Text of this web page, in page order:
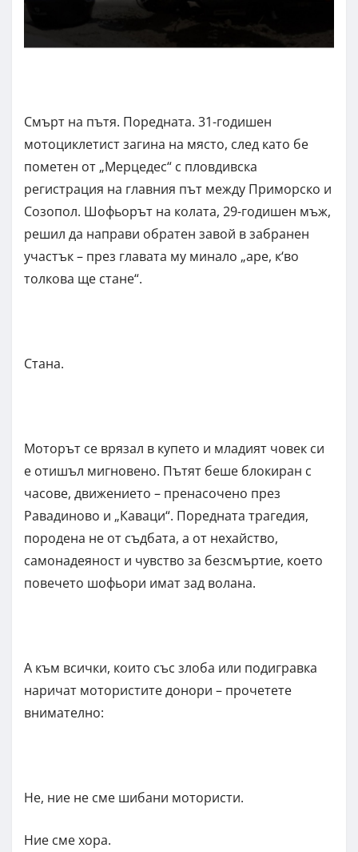
Смърт на пътя. Поредната. 31-годишен
мотоциклетист загина на място, след като бе
пометен от „Мерцедес“ с пловдивска
регистрация на главния път между Приморско и
Созопол. Шофьорът на колата, 29-годишен мъж,
решил да направи обратен завой в забранен
участък – през главата му минало „аре, к‘во
толкова ще стане“.
Стана.
Моторът се врязал в купето и младият човек си
е отишъл мигновено. Пътят беше блокиран с
часове, движението – пренасочено през
Равадиново и „Каваци“. Поредната трагедия,
породена не от съдбата, а от нехайство,
самонадеяност и чувство за безсмъртие, което
повечето шофьори имат зад волана.
А към всички, които със злоба или подигравка
наричат мотористите донори – прочетете
внимателно:
Не, ние не сме шибани мотористи.
Ние сме хора.